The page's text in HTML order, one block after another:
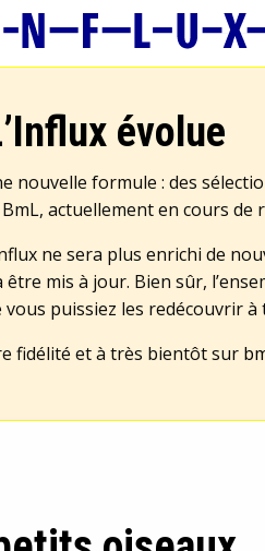
évolue
nouvelle formule : des
actuellement en cours de
ne sera plus enrichi de
mis à jour. Bien sûr,
vous puissiez les redécouvrir
fidélité et à très bientôt sur